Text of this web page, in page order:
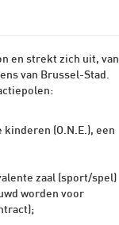
en strekt zich uit, van
van Brussel-Stad.
(O.N.E.), een
zaal (sport/spel)
worden voor